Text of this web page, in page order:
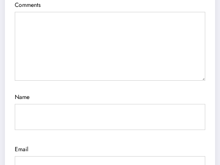
Comments
Name
Email